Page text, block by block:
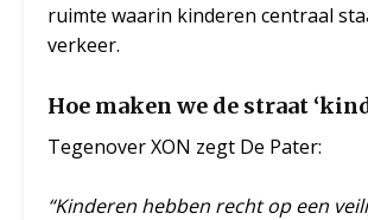
ruimte waarin kinderen centraal
verkeer.
Hoe maken we de straat
Tegenover XON zegt De Pater:
“Kinderen hebben recht op een